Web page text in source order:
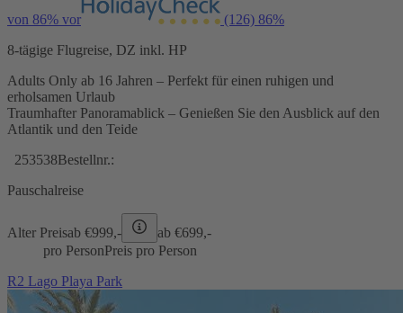
von 86% vor (126) 86%
8-tägige Flugreise, DZ inkl. HP
Adults Only ab 16 Jahren – Perfekt für einen ruhigen und
erholsamen Urlaub
Traumhafter Panoramablick – Genießen Sie den Ausblick auf den
Atlantik und den Teide
253538Bestellnr.:
Pauschalreise
Alter Preisab €999,- ab €699,-
pro PersonPreis pro Person
R2 Lago Playa Park